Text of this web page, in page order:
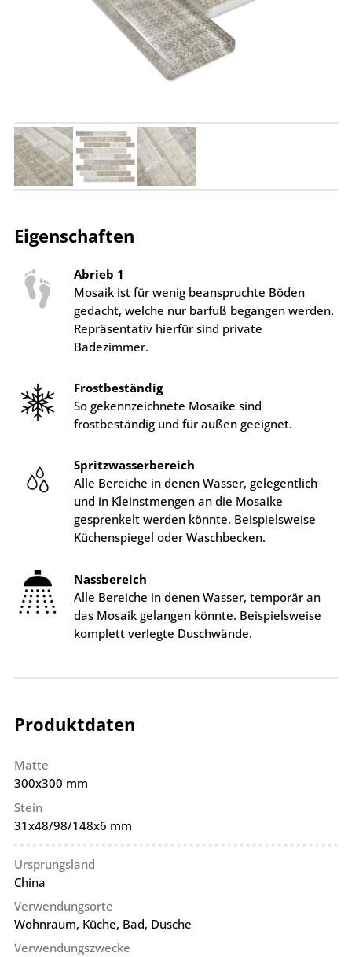
Eigenschaften
Abrieb 1
Mosaik ist für wenig beanspruchte Böden
gedacht, welche nur barfuß begangen werden.
Repräsentativ hierfür sind private
Badezimmer.
Frostbeständig
So gekennzeichnete Mosaike sind
frostbeständig und für außen geeignet.
Spritzwasserbereich
Alle Bereiche in denen Wasser, gelegentlich
und in Kleinstmengen an die Mosaike
gesprenkelt werden könnte. Beispielsweise
Küchenspiegel oder Waschbecken.
Nassbereich
Alle Bereiche in denen Wasser, temporär an
das Mosaik gelangen könnte. Beispielsweise
komplett verlegte Duschwände.
Produktdaten
Matte
300x300 mm
Stein
31x48/98/148x6 mm
Ursprungsland
China
Verwendungsorte
Wohnraum, Küche, Bad, Dusche
Verwendungszwecke